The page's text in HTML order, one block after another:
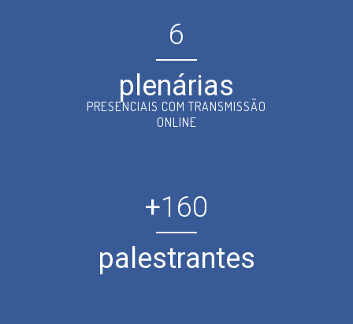
6
plenárias
PRESENCIAIS COM TRANSMISSÃO
ONLINE
+160
palestrantes